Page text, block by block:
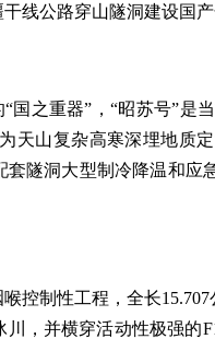
线公路穿山隧洞建设国
“国之重器”，“昭苏号”是
天山复杂高寒深埋地
隧洞大型制冷降温和
控制性工程，全长
，并横穿活动性极强